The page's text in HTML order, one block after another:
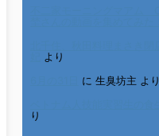
より
に 生臭坊主 より
り